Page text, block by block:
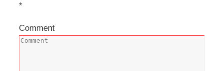
*
Comment